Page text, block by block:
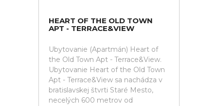
HEART OF THE OLD TOWN
APT - TERRACE&VIEW
Ubytovanie (Apartmán) Heart of
the Old Town Apt - Terrace&View.
Ubytovanie Heart of the Old Town
Apt - Terrace&View sa nachádza v
bratislavskej štvrti Staré Mesto,
necelých 600 metrov od